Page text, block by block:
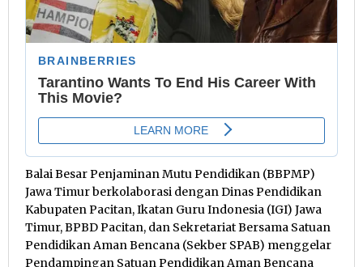
Balai Besar Penjaminan Mutu Pendidikan (BBPMP)
Jawa Timur berkolaborasi dengan Dinas Pendidikan
Kabupaten Pacitan, Ikatan Guru Indonesia (IGI) Jawa
Timur, BPBD Pacitan, dan Sekretariat Bersama Satuan
Pendidikan Aman Bencana (Sekber SPAB) menggelar
Pendampingan Satuan Pendidikan Aman Bencana